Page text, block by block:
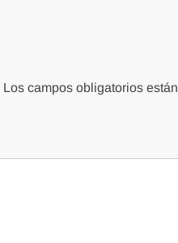
Los campos obligatorios están